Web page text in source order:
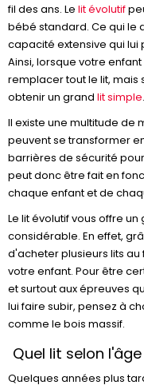
fil des ans. Le lit évolutif
bébé standard. Ce qui le
capacité extensive qui lui
Ainsi, lorsque votre
remplacer tout le lit, mais
obtenir un grand lit simple.
Il existe une multitude de
peuvent se transformer
barrières de sécurité
peut donc être fait en
chaque enfant et de
Le lit évolutif vous offre
considérable. En effet,
d'acheter plusieurs lits
votre enfant. Pour être
et surtout aux épreuves
lui faire subir, pensez à
comme le bois massif.
Quel lit selon
Quelques années plus